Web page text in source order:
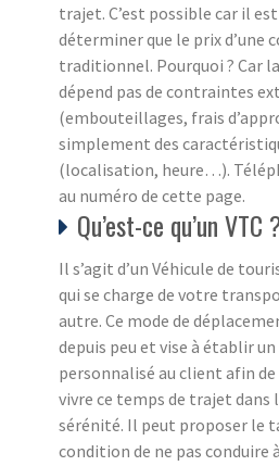
trajet. C’est possible car il
déterminer que le prix d’une
traditionnel. Pourquoi ? Car
dépend pas de contraintes
(embouteillages, frais
simplement des
(localisation, heure…).
au numéro de cette page.
Qu’est-ce qu’un VTC
Il s’agit d’un Véhicule de
qui se charge de votre
autre. Ce mode de
depuis peu et vise à établir un
personnalisé au client afin
vivre ce temps de trajet
sérénité. Il peut proposer le
condition de ne pas conduire